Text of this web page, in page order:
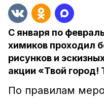
С января по
химиков проходил
рисунков и
акции «Твой город!
По правилам